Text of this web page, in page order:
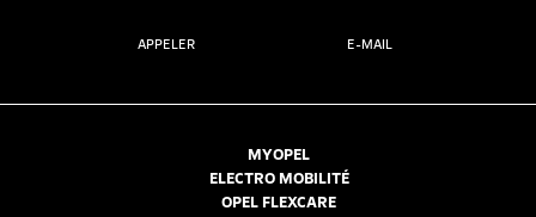
APPELER E-MAIL
MYOPEL
ELECTRO MOBILITÉ
OPEL FLEXCARE